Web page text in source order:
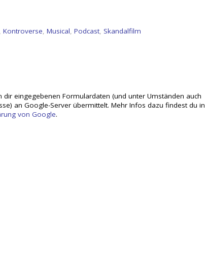
, Kontroverse, Musical, Podcast, Skandalfilm
eingegebenen Formulardaten (und unter Umständen auch
an Google-Server übermittelt. Mehr Infos dazu findest du in
von Google.